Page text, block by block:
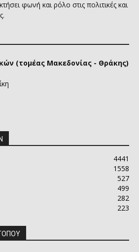
φωνή και ρόλο στις πολιτικές και
(τομέας Μακεδονίας - Θράκης)
4441
1558
527
499
282
223